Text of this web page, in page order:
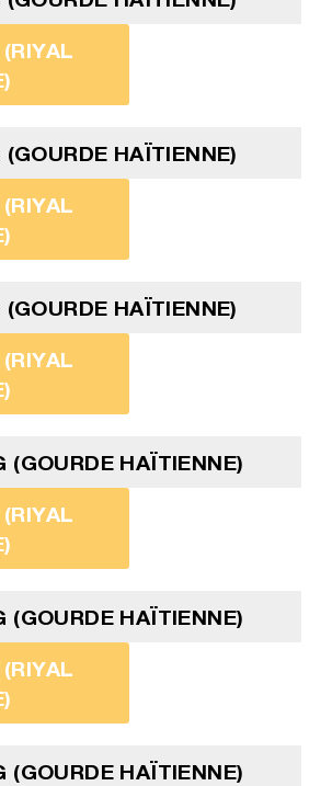
(GOURDE HAÏTIENNE)
(GOURDE HAÏTIENNE)
(GOURDE HAÏTIENNE)
(GOURDE HAÏTIENNE)
(GOURDE HAÏTIENNE)